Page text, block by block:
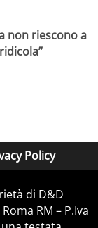
non riescono a
Policy
di D&D
RM – P.Iva